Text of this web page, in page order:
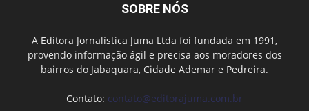
SOBRE NÓS
A Editora Jornalística Juma Ltda foi fundada em 1991,
provendo informação ágil e precisa aos moradores dos
bairros do Jabaquara, Cidade Ademar e Pedreira.
Contato: contato@editorajuma.com.br